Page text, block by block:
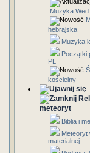
Muzyka Wed
hebrajska
Muzyka
Początki
PL
kościelny
meteoryt
Biblia i
Meteoryt
materialnej